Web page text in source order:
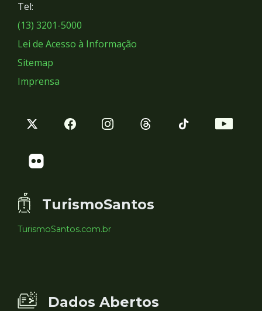
Sociais
Tel:
(13) 3201-5000
Lei de Acesso à Informação
Sitemap
Imprensa
TurismoSantos
TurismoSantos.com.br
Dados Abertos